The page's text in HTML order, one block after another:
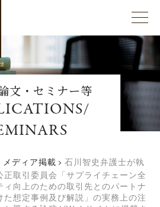
文・セミナー等
メディア掲載
石川智史弁護士が執
正取引委員会「サプライチェーン全
向上のための取引先とのパートナ
た想定事例及び解説」の実務上の注